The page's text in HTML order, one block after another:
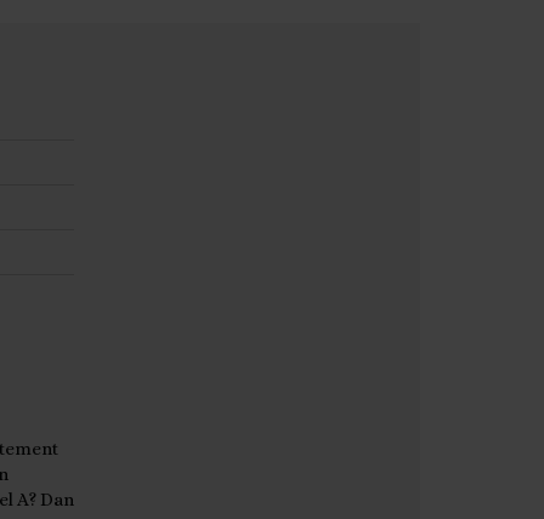
A? Dan